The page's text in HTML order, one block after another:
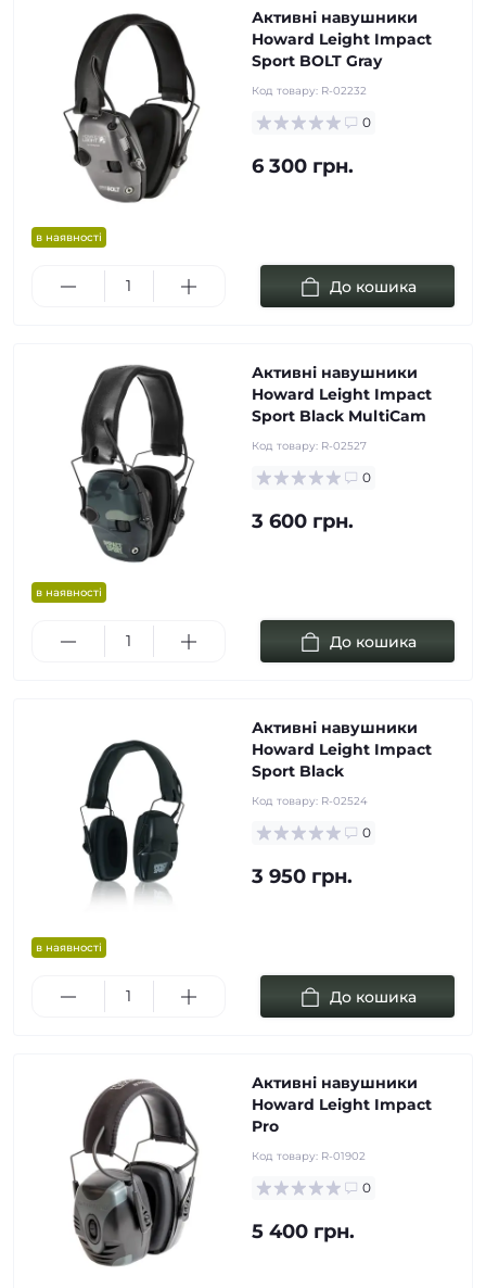
в наявності
Активні навушники
Howard Leight Impact
Sport BOLT Gray
Код товару: R-02232
0
6 300 грн.
До кошика
в наявності
Активні навушники
Howard Leight Impact
Sport Black MultiCam
Код товару: R-02527
0
3 600 грн.
До кошика
в наявності
Активні навушники
Howard Leight Impact
Sport Black
Код товару: R-02524
0
3 950 грн.
До кошика
Активні навушники
Howard Leight Impact
Pro
Код товару: R-01902
0
5 400 грн.